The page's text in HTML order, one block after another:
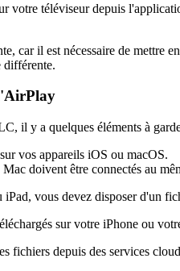
votre téléviseur depuis
car il est nécessaire de
différente.
il y a quelques éléments à
vos appareils iOS ou macOS.
doivent être connectés au
vous devez disposer d'un
sur votre iPhone ou
fichiers depuis des services